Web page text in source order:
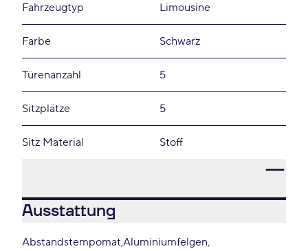
Fahrzeugtyp Limousine
Farbe Schwarz
Türenanzahl 5
Sitzplätze 5
Sitz Material Stoff
Ausstattung
AbstandstempomatAluminiumfelgen